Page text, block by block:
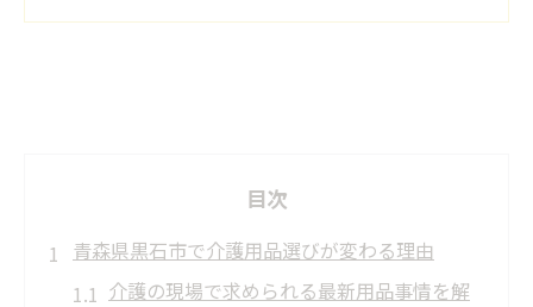
目次
青森県黒石市で介護用品選びが変わる理由
介護の現場で求められる最新用品事情を解